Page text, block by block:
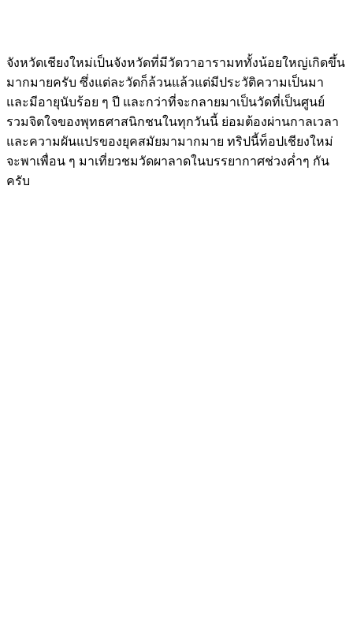
จังหวัดเชียงใหม่เป็นจังหวัดที่มีวัดวาอารามททั้งน้อยใหญ่เกิดขึ้น
มากมายครับ ซึ่งแต่ละวัดก็ล้วนแล้วแต่มีประวัติความเป็นมา
และมีอายุนับร้อย ๆ ปี และกว่าที่จะกลายมาเป็นวัดที่เป็นศูนย์
รวมจิตใจของพุทธศาสนิกชนในทุกวันนี้ ย่อมต้องผ่านกาลเวลา
และความผันแปรของยุคสมัยมามากมาย ทริปนี้ท็อปเชียงใหม่
จะพาเพื่อน ๆ มาเที่ยวชมวัดผาลาดในบรรยากาศช่วงค่ำๆ กัน
ครับ